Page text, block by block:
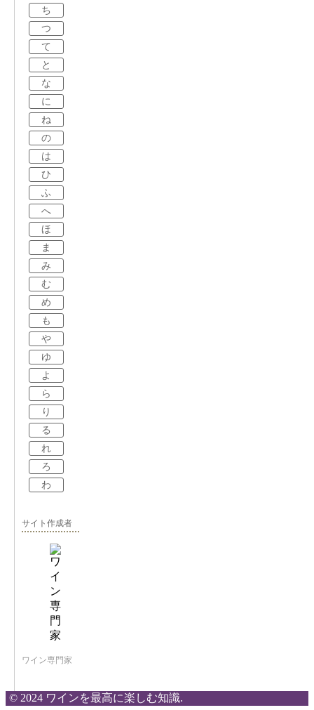
ち
つ
て
と
な
に
ね
の
は
ひ
ふ
へ
ほ
ま
み
む
め
も
や
ゆ
よ
ら
り
る
れ
ろ
わ
サイト作成者
ワイン専門家
© 2024 ワインを最高に楽しむ知識.